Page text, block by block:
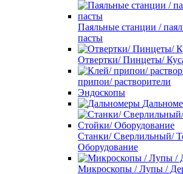
Паяльные станции /
пасты
Отвертки/ Пинцеты/
припои/ растворители
Эндоскопы
Станки/ Сверлильный/
Оборудование
Микроскопы / Лупы /